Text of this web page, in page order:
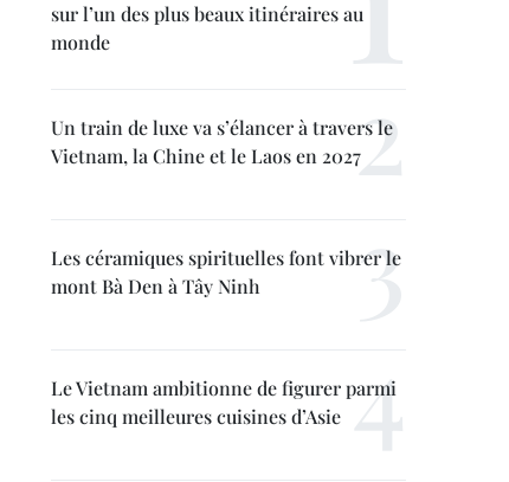
sur l’un des plus beaux itinéraires au
monde
Un train de luxe va s’élancer à travers le
Vietnam, la Chine et le Laos en 2027
Les céramiques spirituelles font vibrer le
mont Bà Den à Tây Ninh
Le Vietnam ambitionne de figurer parmi
les cinq meilleures cuisines d’Asie